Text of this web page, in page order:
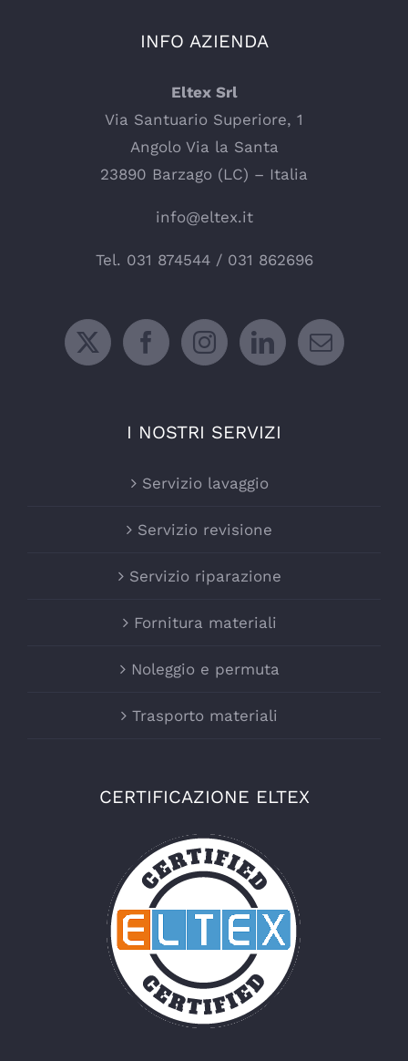
INFO AZIENDA
Eltex Srl
Via Santuario Superiore, 1
Angolo Via la Santa
23890 Barzago (LC) – Italia
info@eltex.it
Tel. 031 874544/ 031 862696
I NOSTRI SERVIZI
Servizio lavaggio
Servizio revisione
Servizio riparazione
Fornitura materiali
Noleggio e permuta
Trasporto materiali
CERTIFICAZIONE ELTEX